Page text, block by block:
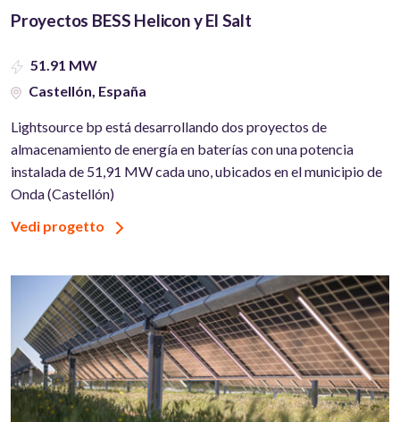
Proyectos BESS Helicon y El Salt
51.91 MW
Castellón, España
Lightsource bp está desarrollando dos proyectos de
almacenamiento de energía en baterías con una potencia
instalada de 51,91 MW cada uno, ubicados en el municipio de
Onda (Castellón)
Vedi progetto